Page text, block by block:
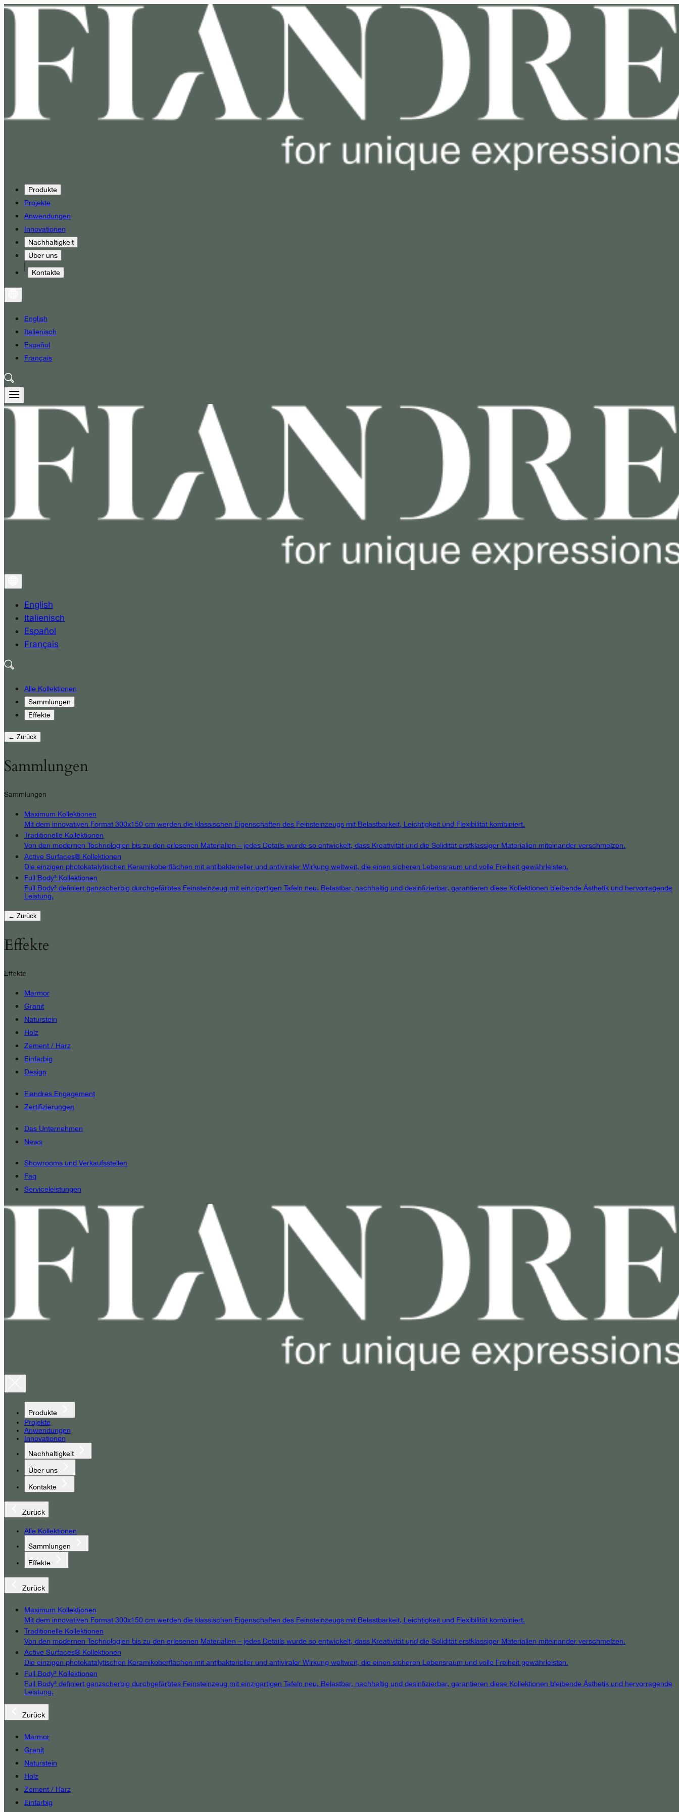
Produkte
Projekte
Anwendungen
Innovationen
Nachhaltigkeit
Über uns
Kontakte
English
Italienisch
Español
Français
English
Italienisch
Español
Français
Alle Kollektionen
Sammlungen
Effekte
← Zurück
Sammlungen
Sammlungen
Maximum Kollektionen
Mit dem innovativen Format 300x150 cm werden die klassischen Eigenschaften des Feinsteinzeugs mit Belastbarkeit, Leichtigkeit und Flexibilität kombiniert.
Traditionelle Kollektionen
Von den modernen Technologien bis zu den erlesenen Materialien – jedes Details wurde so entwickelt, dass Kreativität und die Solidität erstklassiger Materialien miteinander verschmelzen.
Active Surfaces® Kollektionen
Die einzigen photokatalytischen Keramikoberflächen mit antibakterieller und antiviraler Wirkung weltweit, die einen sicheren Lebensraum und volle Freiheit gewährleisten.
Full Body³ Kollektionen
Full Body³ definiert ganzscherbig durchgefärbtes Feinsteinzeug mit einzigartigen Tafeln neu. Belastbar, nachhaltig und desinfizierbar, garantieren diese Kollektionen bleibende Ästhetik und hervorragende
Leistung.
← Zurück
Effekte
Effekte
Marmor
Granit
Naturstein
Holz
Zement / Harz
Einfarbig
Design
Fiandres Engagement
Zertifizierungen
Das Unternehmen
News
Showrooms und Verkaufsstellen
Faq
Serviceleistungen
Produkte
Projekte
Anwendungen
Innovationen
Nachhaltigkeit
Über uns
Kontakte
Zurück
Alle Kollektionen
Sammlungen
Effekte
Zurück
Maximum Kollektionen
Mit dem innovativen Format 300x150 cm werden die klassischen Eigenschaften des Feinsteinzeugs mit Belastbarkeit, Leichtigkeit und Flexibilität kombiniert.
Traditionelle Kollektionen
Von den modernen Technologien bis zu den erlesenen Materialien – jedes Details wurde so entwickelt, dass Kreativität und die Solidität erstklassiger Materialien miteinander verschmelzen.
Active Surfaces® Kollektionen
Die einzigen photokatalytischen Keramikoberflächen mit antibakterieller und antiviraler Wirkung weltweit, die einen sicheren Lebensraum und volle Freiheit gewährleisten.
Full Body³ Kollektionen
Full Body³ definiert ganzscherbig durchgefärbtes Feinsteinzeug mit einzigartigen Tafeln neu. Belastbar, nachhaltig und desinfizierbar, garantieren diese Kollektionen bleibende Ästhetik und hervorragende
Leistung.
Zurück
Marmor
Granit
Naturstein
Holz
Zement / Harz
Einfarbig